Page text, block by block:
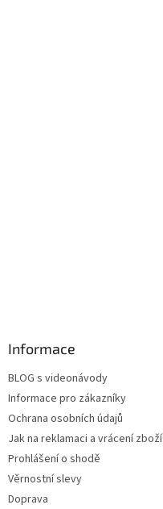
Informace
BLOG s videonávody
Informace pro zákazníky
Ochrana osobních údajů
Jak na reklamaci a vrácení zboží
Prohlášení o shodě
Věrnostní slevy
Doprava